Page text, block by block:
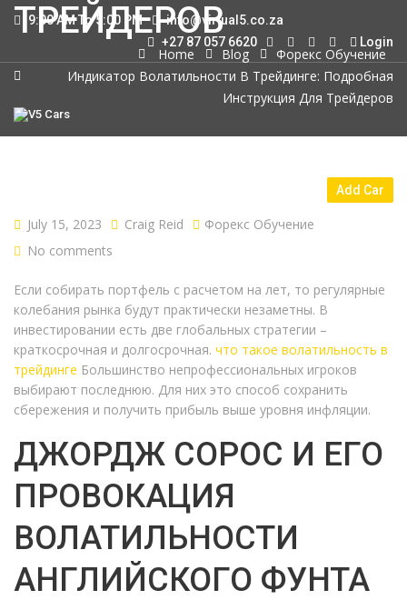
9:00 AM To 5:00 PM
info@virtual5.co.za
+27 87 057 6620
Login
Add Car
ТРЕЙДЕРОВ
Home Blog
Форекс Обучение
Индикатор Волатильности В Трейдинге: Подробная
Инструкция Для Трейдеров
July 15, 2023 Craig Reid
Форекс Обучение
No comments
Если собирать портфель с расчетом на лет, то регулярные
колебания рынка будут практически незаметны. В
инвестировании есть две глобальных стратегии –
краткосрочная и долгосрочная. что такое волатильность в
трейдинге Большинство непрофессиональных игроков
выбирают последнюю. Для них это способ сохранить
сбережения и получить прибыль выше уровня инфляции.
ДЖОРДЖ СОРОС И ЕГО
ПРОВОКАЦИЯ
ВОЛАТИЛЬНОСТИ
АНГЛИЙСКОГО ФУНТА